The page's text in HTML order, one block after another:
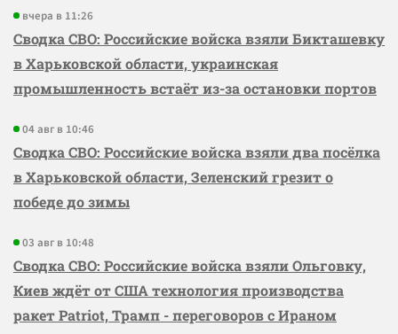
вчера в 11:26
Сводка СВО: Российские войска взяли Бикташевку
в Харьковской области, украинская
промышленность встаёт из-за остановки портов
04 авг в 10:46
Сводка СВО: Российские войска взяли два посёлка
в Харьковской области, Зеленский грезит о
победе до зимы
03 авг в 10:48
Сводка СВО: Российские войска взяли Ольговку,
Киев ждёт от США технология производства
ракет Patriot, Трамп - переговоров с Ираном